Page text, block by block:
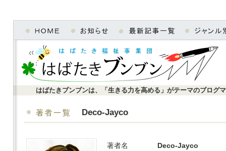
はばたきブンブンは、「生きる力を高める」がテーマのブログ
Deco-Jayco
著者名
Deco-Jayco